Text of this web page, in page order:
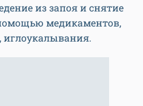
из запоя и снятие
медикаментов,
иглоукалывания.